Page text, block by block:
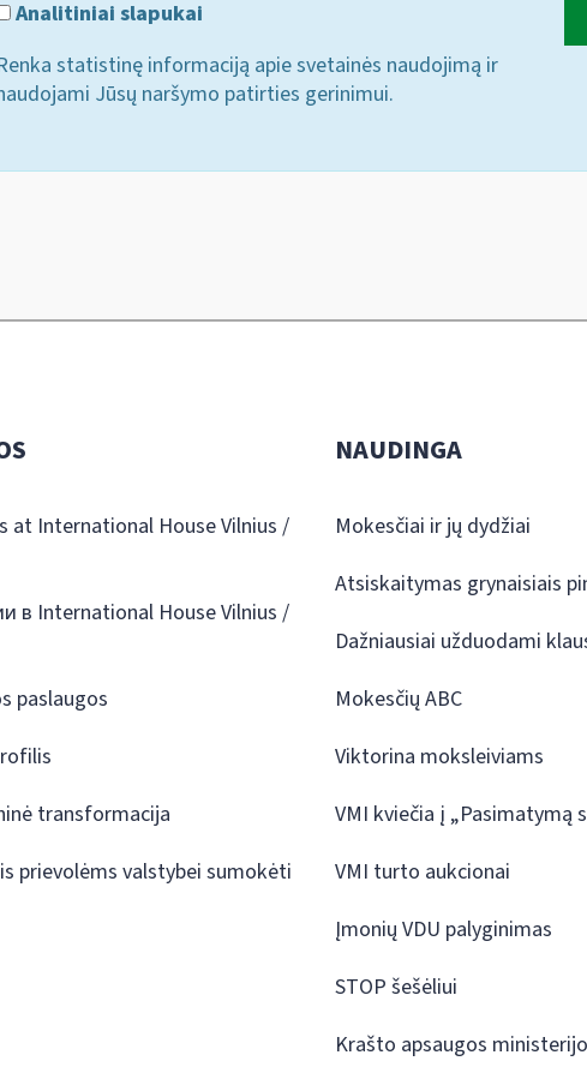
Analitiniai slapukai
statistinę informaciją apie svetainės naudojimą ir
Jūsų naršymo patirties gerinimui.
at International House Vilnius /
в International House Vilnius /
paslaugos
transformacija
prievolėms valstybei sumokėti
NAUDINGA
Mokesčiai ir jų dydžiai
Atsiskaitymas grynaisiais
Dažniausiai užduodami
Mokesčių ABC
Viktorina moksleiviams
VMI kviečia į „Pasimatymą
VMI turto aukcionai
Įmonių VDU palyginimas
STOP šešėliui
Krašto apsaugos